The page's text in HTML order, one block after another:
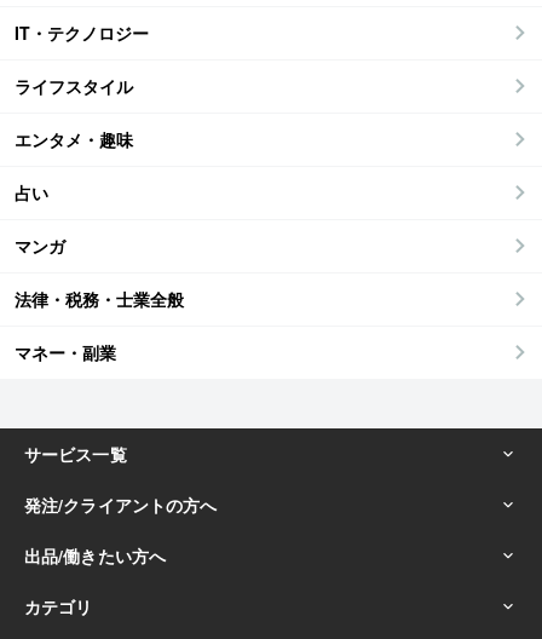
IT・テクノロジー
ライフスタイル
エンタメ・趣味
占い
マンガ
法律・税務・士業全般
マネー・副業